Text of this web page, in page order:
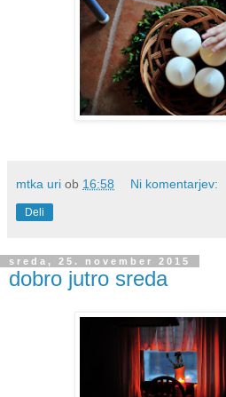
mtka uri ob 16:58 Ni komentarjev:
Deli
sreda, 25. november 2015
dobro jutro sreda